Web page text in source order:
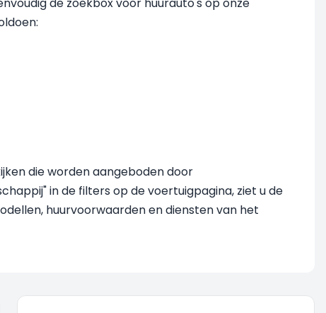
die worden aangeboden door
in de filters op de voertuigpagina, ziet u de
huurvoorwaarden en diensten van het